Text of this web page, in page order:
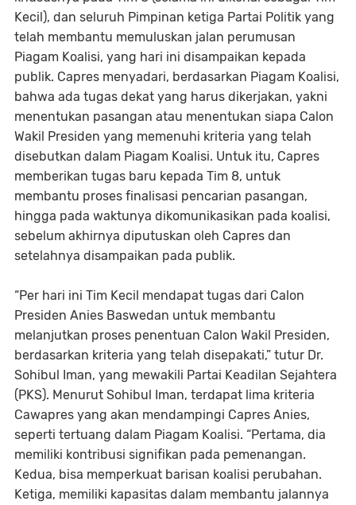
Kecil), dan seluruh Pimpinan ketiga Partai Politik yang
telah membantu memuluskan jalan perumusan
Piagam Koalisi, yang hari ini disampaikan kepada
publik. Capres menyadari, berdasarkan Piagam Koalisi,
bahwa ada tugas dekat yang harus dikerjakan, yakni
menentukan pasangan atau menentukan siapa Calon
Wakil Presiden yang memenuhi kriteria yang telah
disebutkan dalam Piagam Koalisi. Untuk itu, Capres
memberikan tugas baru kepada Tim 8, untuk
membantu proses finalisasi pencarian pasangan,
hingga pada waktunya dikomunikasikan pada koalisi,
sebelum akhirnya diputuskan oleh Capres dan
setelahnya disampaikan pada publik.
“Per hari ini Tim Kecil mendapat tugas dari Calon
Presiden Anies Baswedan untuk membantu
melanjutkan proses penentuan Calon Wakil Presiden,
berdasarkan kriteria yang telah disepakati,” tutur Dr.
Sohibul Iman, yang mewakili Partai Keadilan Sejahtera
(PKS). Menurut Sohibul Iman, terdapat lima kriteria
Cawapres yang akan mendampingi Capres Anies,
seperti tertuang dalam Piagam Koalisi. “Pertama, dia
memiliki kontribusi signifikan pada pemenangan.
Kedua, bisa memperkuat barisan koalisi perubahan.
Ketiga, memiliki kapasitas dalam membantu jalannya